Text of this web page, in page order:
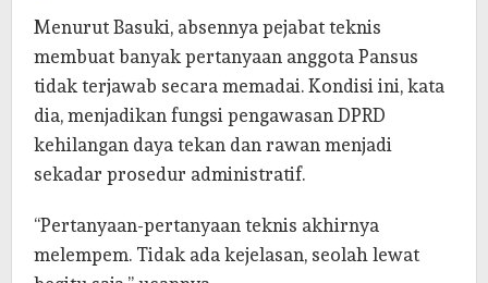
Menurut Basuki, absennya pejabat teknis
membuat banyak pertanyaan anggota Pansus
tidak terjawab secara memadai. Kondisi ini, kata
dia, menjadikan fungsi pengawasan DPRD
kehilangan daya tekan dan rawan menjadi
sekadar prosedur administratif.
“Pertanyaan-pertanyaan teknis akhirnya
melempem. Tidak ada kejelasan, seolah lewat